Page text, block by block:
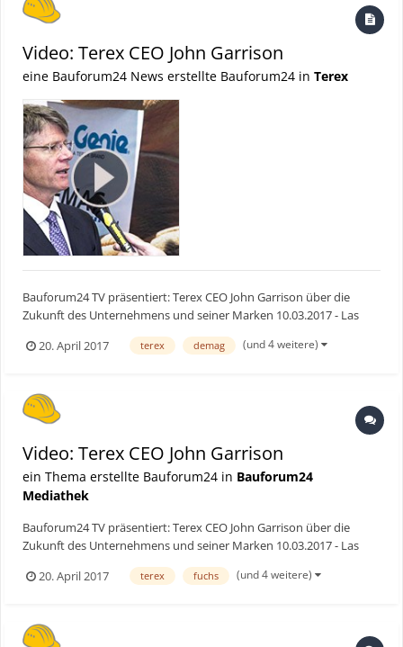
Video: Terex CEO John Garrison
eine Bauforum24 News erstellte Bauforum24 in Terex
Bauforum24 TV präsentiert: Terex CEO John Garrison über die
Zukunft des Unternehmens und seiner Marken 10.03.2017 - Las
Vegas (USA). Auf der Conexpo 2017 in Las Vegas sprachen wir mit
Terex CEO John Garrison über die Zukunftspläne des
20. April 2017 terex demag (und 4 weitere)
Video: Terex CEO John Garrison
ein Thema erstellte Bauforum24 in Bauforum24
Mediathek
Bauforum24 TV präsentiert: Terex CEO John Garrison über die
Zukunft des Unternehmens und seiner Marken 10.03.2017 - Las
Vegas (USA). Auf der Conexpo 2017 in Las Vegas sprachen mit
Terex CEO John Garrison über die Zukunftspläne des
20. April 2017 terex fuchs (und 4 weitere)